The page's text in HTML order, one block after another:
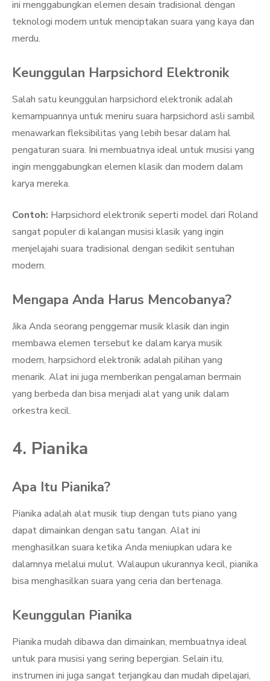
ini menggabungkan elemen desain tradisional dengan
teknologi modern untuk menciptakan suara yang kaya dan
merdu.
Keunggulan Harpsichord Elektronik
Salah satu keunggulan harpsichord elektronik adalah
kemampuannya untuk meniru suara harpsichord asli sambil
menawarkan fleksibilitas yang lebih besar dalam hal
pengaturan suara. Ini membuatnya ideal untuk musisi yang
ingin menggabungkan elemen klasik dan modern dalam
karya mereka.
Contoh: Harpsichord elektronik seperti model dari Roland
sangat populer di kalangan musisi klasik yang ingin
menjelajahi suara tradisional dengan sedikit sentuhan
modern.
Mengapa Anda Harus Mencobanya?
Jika Anda seorang penggemar musik klasik dan ingin
membawa elemen tersebut ke dalam karya musik
modern, harpsichord elektronik adalah pilihan yang
menarik. Alat ini juga memberikan pengalaman bermain
yang berbeda dan bisa menjadi alat yang unik dalam
orkestra kecil.
4. Pianika
Apa Itu Pianika?
Pianika adalah alat musik tiup dengan tuts piano yang
dapat dimainkan dengan satu tangan. Alat ini
menghasilkan suara ketika Anda meniupkan udara ke
dalamnya melalui mulut. Walaupun ukurannya kecil, pianika
bisa menghasilkan suara yang ceria dan bertenaga.
Keunggulan Pianika
Pianika mudah dibawa dan dimainkan, membuatnya ideal
untuk para musisi yang sering bepergian. Selain itu,
instrumen ini juga sangat terjangkau dan mudah dipelajari,